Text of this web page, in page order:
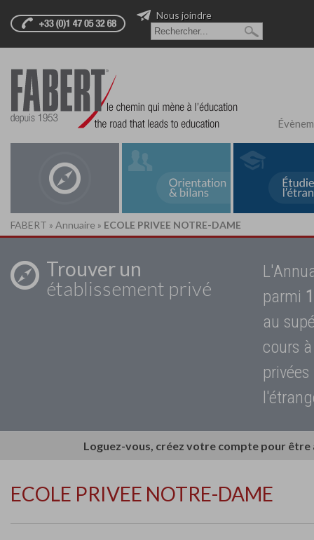
Nous joindre
FABERT » Annuaire » ECOLE PRIVEE NOTRE-DAME
Trouver un
établissement privé
parmi
au
cours
Loguez-vous, créez votre compte pour
ECOLE PRIVEE NOTRE-DAME